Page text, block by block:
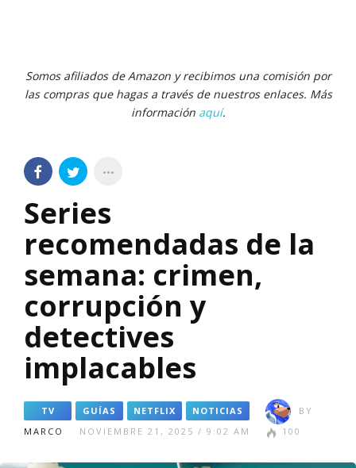
Somos afiliados de Amazon y recibimos una comisión por
las compras que hagas a través de nuestros enlaces. Más
información aquí.
Series
recomendadas de la
semana: crimen,
corrupción y
detectives
implacables
TV GUÍAS NETFLIX NOTICIAS
BY
MARCO
NOVIEMBRE 21, 2025 / 9:02 AM 100